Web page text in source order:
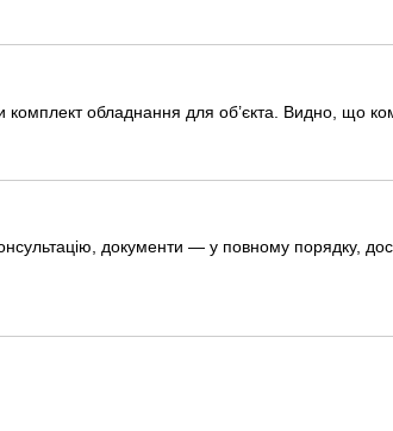
комплект обладнання для об’єкта. Видно, що
документи — у повному порядку,